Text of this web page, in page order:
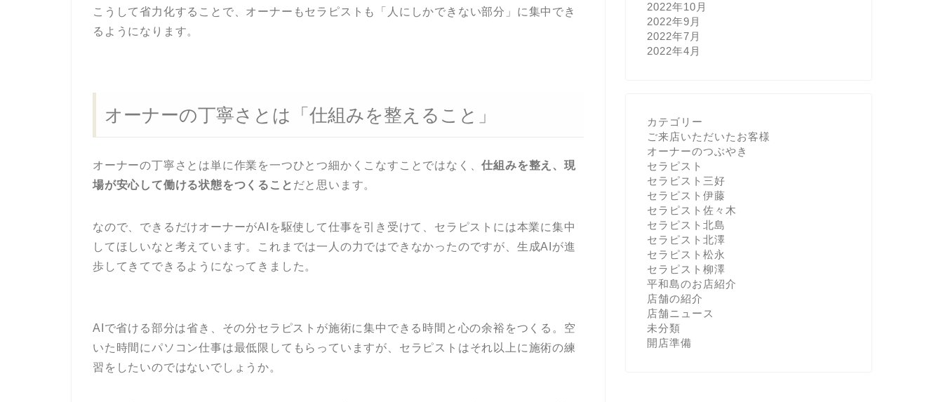
こうして省力化することで、オーナーもセラピストも「人にしかできない部分」に集中でき
るようになります。
オーナーの丁寧さとは「仕組みを整えること」
オーナーの丁寧さとは単に作業を一つひとつ細かくこなすことではなく、仕組みを整え、現
場が安心して働ける状態をつくること だと思います。
なので、できるだけオーナーがAIを駆使して仕事を引き受けて、セラピストには本業に集中
してほしいなと考えています。これまでは一人の力ではできなかったのですが、生成AIが進
歩してきてできるようになってきました。
AIで省ける部分は省き、その分セラピストが施術に集中できる時間と心の余裕をつくる。空
いた時間にパソコン仕事は最低限してもらっていますが、セラピストはそれ以上に施術の練
習をしたいのではないでしょうか。
2022年10月
2022年9月
2022年7月
2022年4月
カテゴリー
ご来店いただいたお客様
オーナーのつぶやき
セラピスト
セラピスト三好
セラピスト伊藤
セラピスト佐々木
セラピスト北島
セラピスト北澤
セラピスト松永
セラピスト柳澤
平和島のお店紹介
店舗の紹介
店舗ニュース
未分類
開店準備